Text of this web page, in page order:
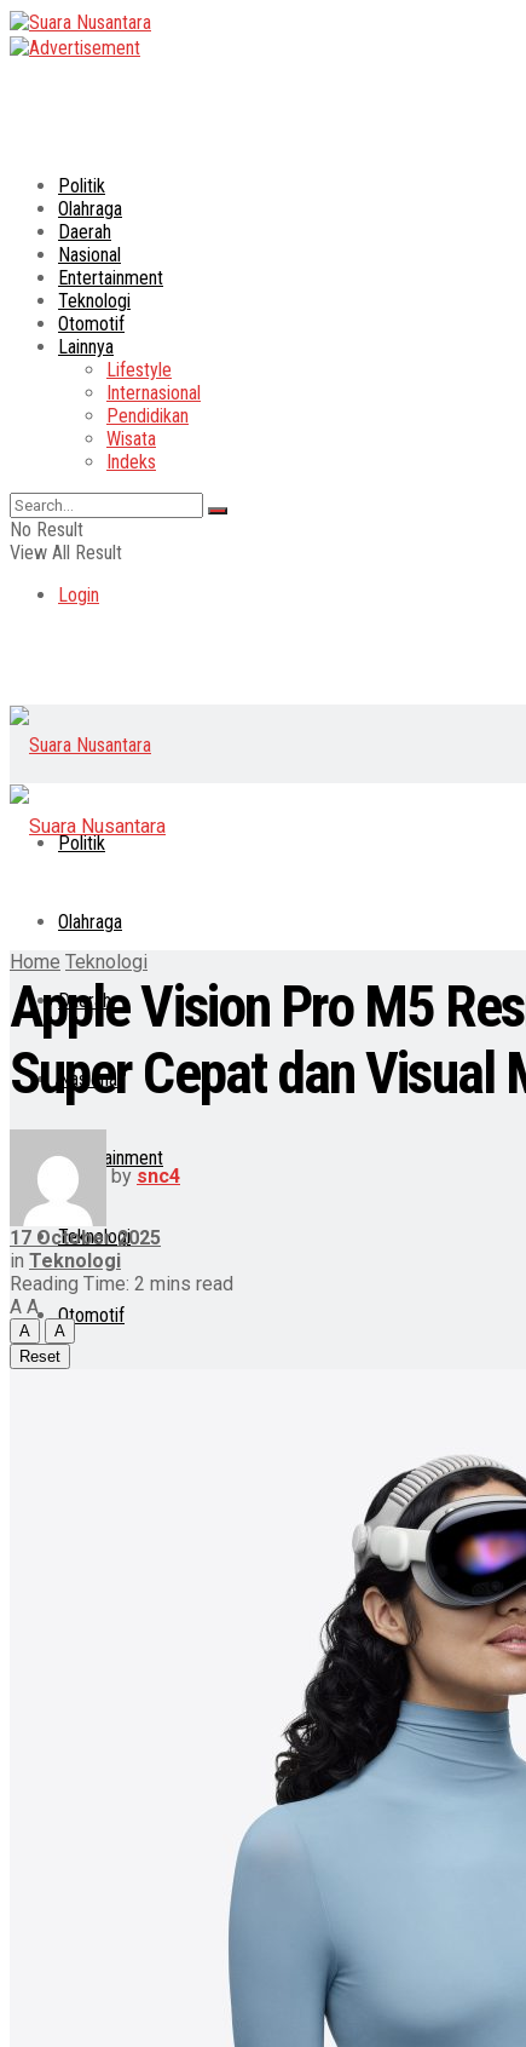
Politik
Olahraga
Daerah
Nasional
Entertainment
Teknologi
Otomotif
Lainnya
Lifestyle
Internasional
Pendidikan
Wisata
Indeks
No Result
View All Result
Login
Politik
Olahraga
Daerah
Nasional
Entertainment
Teknologi
Otomotif
Home Teknologi
Apple Vision Pro M5
Super Cepat dan Visual
by snc4
17 October 2025
in Teknologi
Reading Time: 2 mins read
A A
A
A
Reset